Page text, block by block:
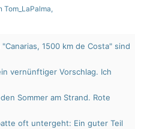
Tom_LaPalma,
1500 km de Costa" sind
vernünftiger Vorschlag. Ich
Sommer am Strand. Rote
oft untergeht: Ein guter Teil